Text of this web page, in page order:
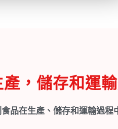
，儲存和運
品在生產、儲存和運輸過